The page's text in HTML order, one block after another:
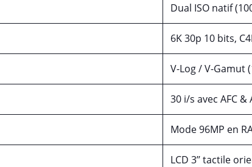
Dual ISO natif
6K 30p 10 bits,
V-Log / V-Gamut
30 i/s avec AFC
Mode 96MP en
LCD 3’’ tactile